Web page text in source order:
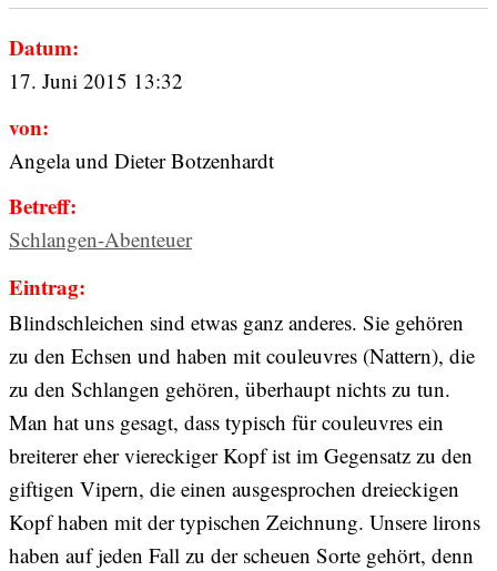
Datum:
17. Juni 2015 13:32
von:
Angela und Dieter Botzenhardt
Betreff:
Schlangen-Abenteuer
Eintrag:
Blindschleichen sind etwas ganz anderes. Sie gehören
zu den Echsen und haben mit couleuvres (Nattern), die
zu den Schlangen gehören, überhaupt nichts zu tun.
Man hat uns gesagt, dass typisch für couleuvres ein
breiterer eher viereckiger Kopf ist im Gegensatz zu den
giftigen Vipern, die einen ausgesprochen dreieckigen
Kopf haben mit der typischen Zeichnung. Unsere lirons
haben auf jeden Fall zu der scheuen Sorte gehört, denn